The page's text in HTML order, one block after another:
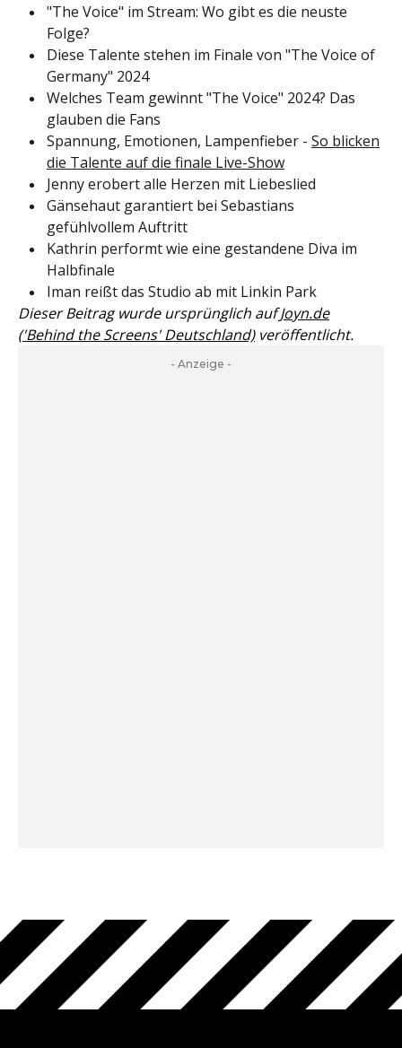
"The Voice" im Stream: Wo gibt es die neuste
Folge?
Diese Talente stehen im Finale von "The Voice of
Germany" 2024
Welches Team gewinnt "The Voice" 2024? Das
glauben die Fans
Spannung, Emotionen, Lampenfieber - So blicken
die Talente auf die finale Live-Show
Jenny erobert alle Herzen mit Liebeslied
Gänsehaut garantiert bei Sebastians
gefühlvollem Auftritt
Kathrin performt wie eine gestandene Diva im
Halbfinale
Iman reißt das Studio ab mit Linkin Park
Dieser Beitrag wurde ursprünglich aufJoyn.de
('Behind the Screens' Deutschland)veröffentlicht.
- Anzeige -